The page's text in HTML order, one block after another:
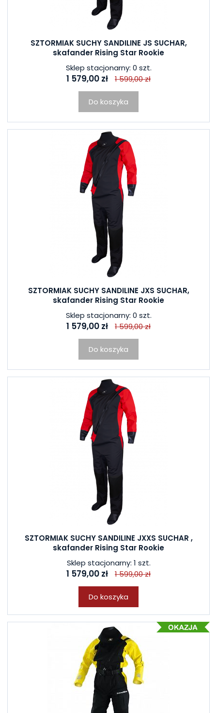
SZTORMIAK SUCHY SANDILINE JS SUCHAR,
skafander Rising Star Rookie
Sklep stacjonarny: 0 szt.
1 579,00 zł 1 599,00 zł
Do koszyka
SZTORMIAK SUCHY SANDILINE JXS SUCHAR,
skafander Rising Star Rookie
Sklep stacjonarny: 0 szt.
1 579,00 zł 1 599,00 zł
Do koszyka
SZTORMIAK SUCHY SANDILINE JXXS SUCHAR ,
skafander Rising Star Rookie
Sklep stacjonarny: 1 szt.
1 579,00 zł 1 599,00 zł
Do koszyka